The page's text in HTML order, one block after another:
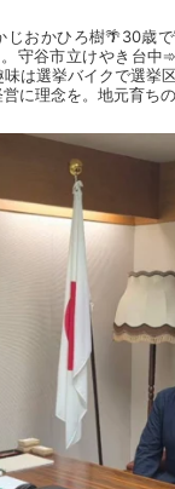
じおかひろ樹🌴30歳
守谷市立けやき台中
は選挙バイクで選挙
に理念を。地元育ちの